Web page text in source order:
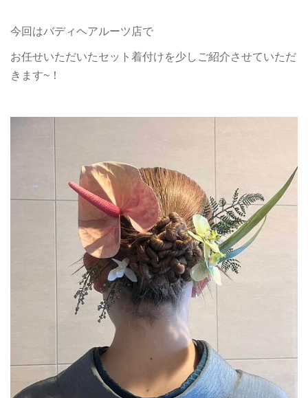
今回はバディヘアルーツ店で
お任せいただいたセット着付けを少しご紹介させていただ
きます~！